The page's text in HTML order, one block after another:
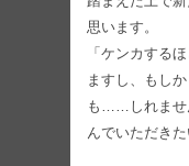
思います。
「ケンカする
ますし、もし
も……しれませ
んでいただきた